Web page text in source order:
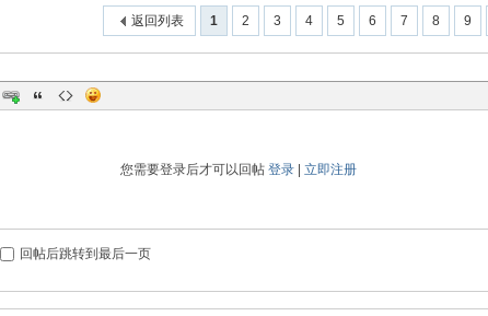
1 2 3 4 5 6 7 8 9
返回列表
您需要登录后才可以回帖 登录| 立即注册
回帖后跳转到最后一页